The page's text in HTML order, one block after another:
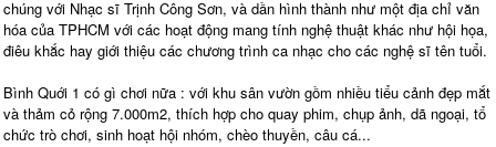
chúng với Nhạc sĩ Trịnh Công Sơn, và dần hình thành như một địa chỉ văn
hóa của TPHCM với các hoạt động mang tính nghệ thuật khác như hội họa,
điêu khắc hay giới thiệu các chương trình ca nhạc cho các nghệ sĩ tên tuổi.
Bình Quới 1 có gì chơi nữa : với khu sân vườn gồm nhiều tiểu cảnh đẹp mắt
và thảm cỏ rộng 7.000m2, thích hợp cho quay phim, chụp ảnh, dã ngoại, tổ
chức trò chơi, sinh hoạt hội nhóm, chèo thuyền, câu cá...